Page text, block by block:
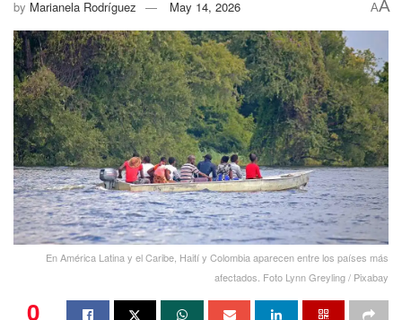
by Marianela Rodríguez May 14, 2026 AA
En América Latina y el Caribe, Haití y Colombia aparecen entre los países más
afectados. Foto Lynn Greyling / Pixabay
0